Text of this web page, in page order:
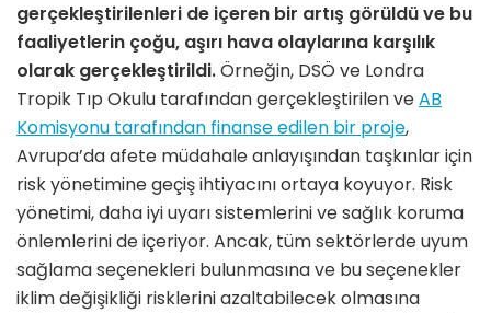
gerçekleştirilenleri de içeren bir artış görüldü ve bu
faaliyetlerin çoğu, aşırı hava olaylarına karşılık
olarak gerçekleştirildi.Örneğin, DSÖ ve Londra
Tropik Tıp Okulu tarafından gerçekleştirilen veAB
Komisyonu tarafından finanse edilen bir proje,
Avrupa’da afete müdahale anlayışından taşkınlar için
risk yönetimine geçiş ihtiyacını ortaya koyuyor. Risk
yönetimi, daha iyi uyarı sistemlerini ve sağlık koruma
önlemlerini de içeriyor. Ancak, tüm sektörlerde uyum
sağlama seçenekleri bulunmasına ve bu seçenekler
iklim değişikliği risklerini azaltabilecek olmasına